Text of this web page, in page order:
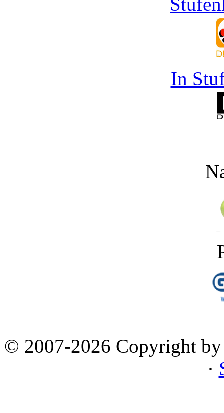
In
© 2007-2026 Copyright
·